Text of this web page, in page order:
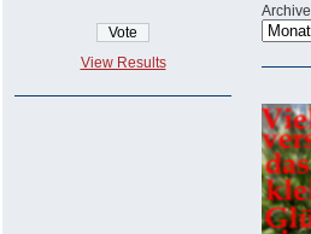
View Results
Archive